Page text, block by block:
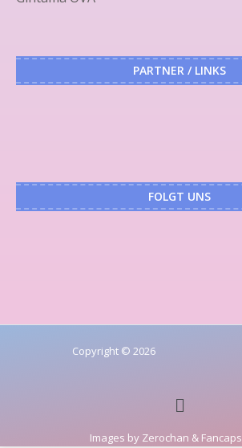
PARTNER / LINKS
FOLGT UNS
Copyright © 2026
Images by Zerochan & Fancaps